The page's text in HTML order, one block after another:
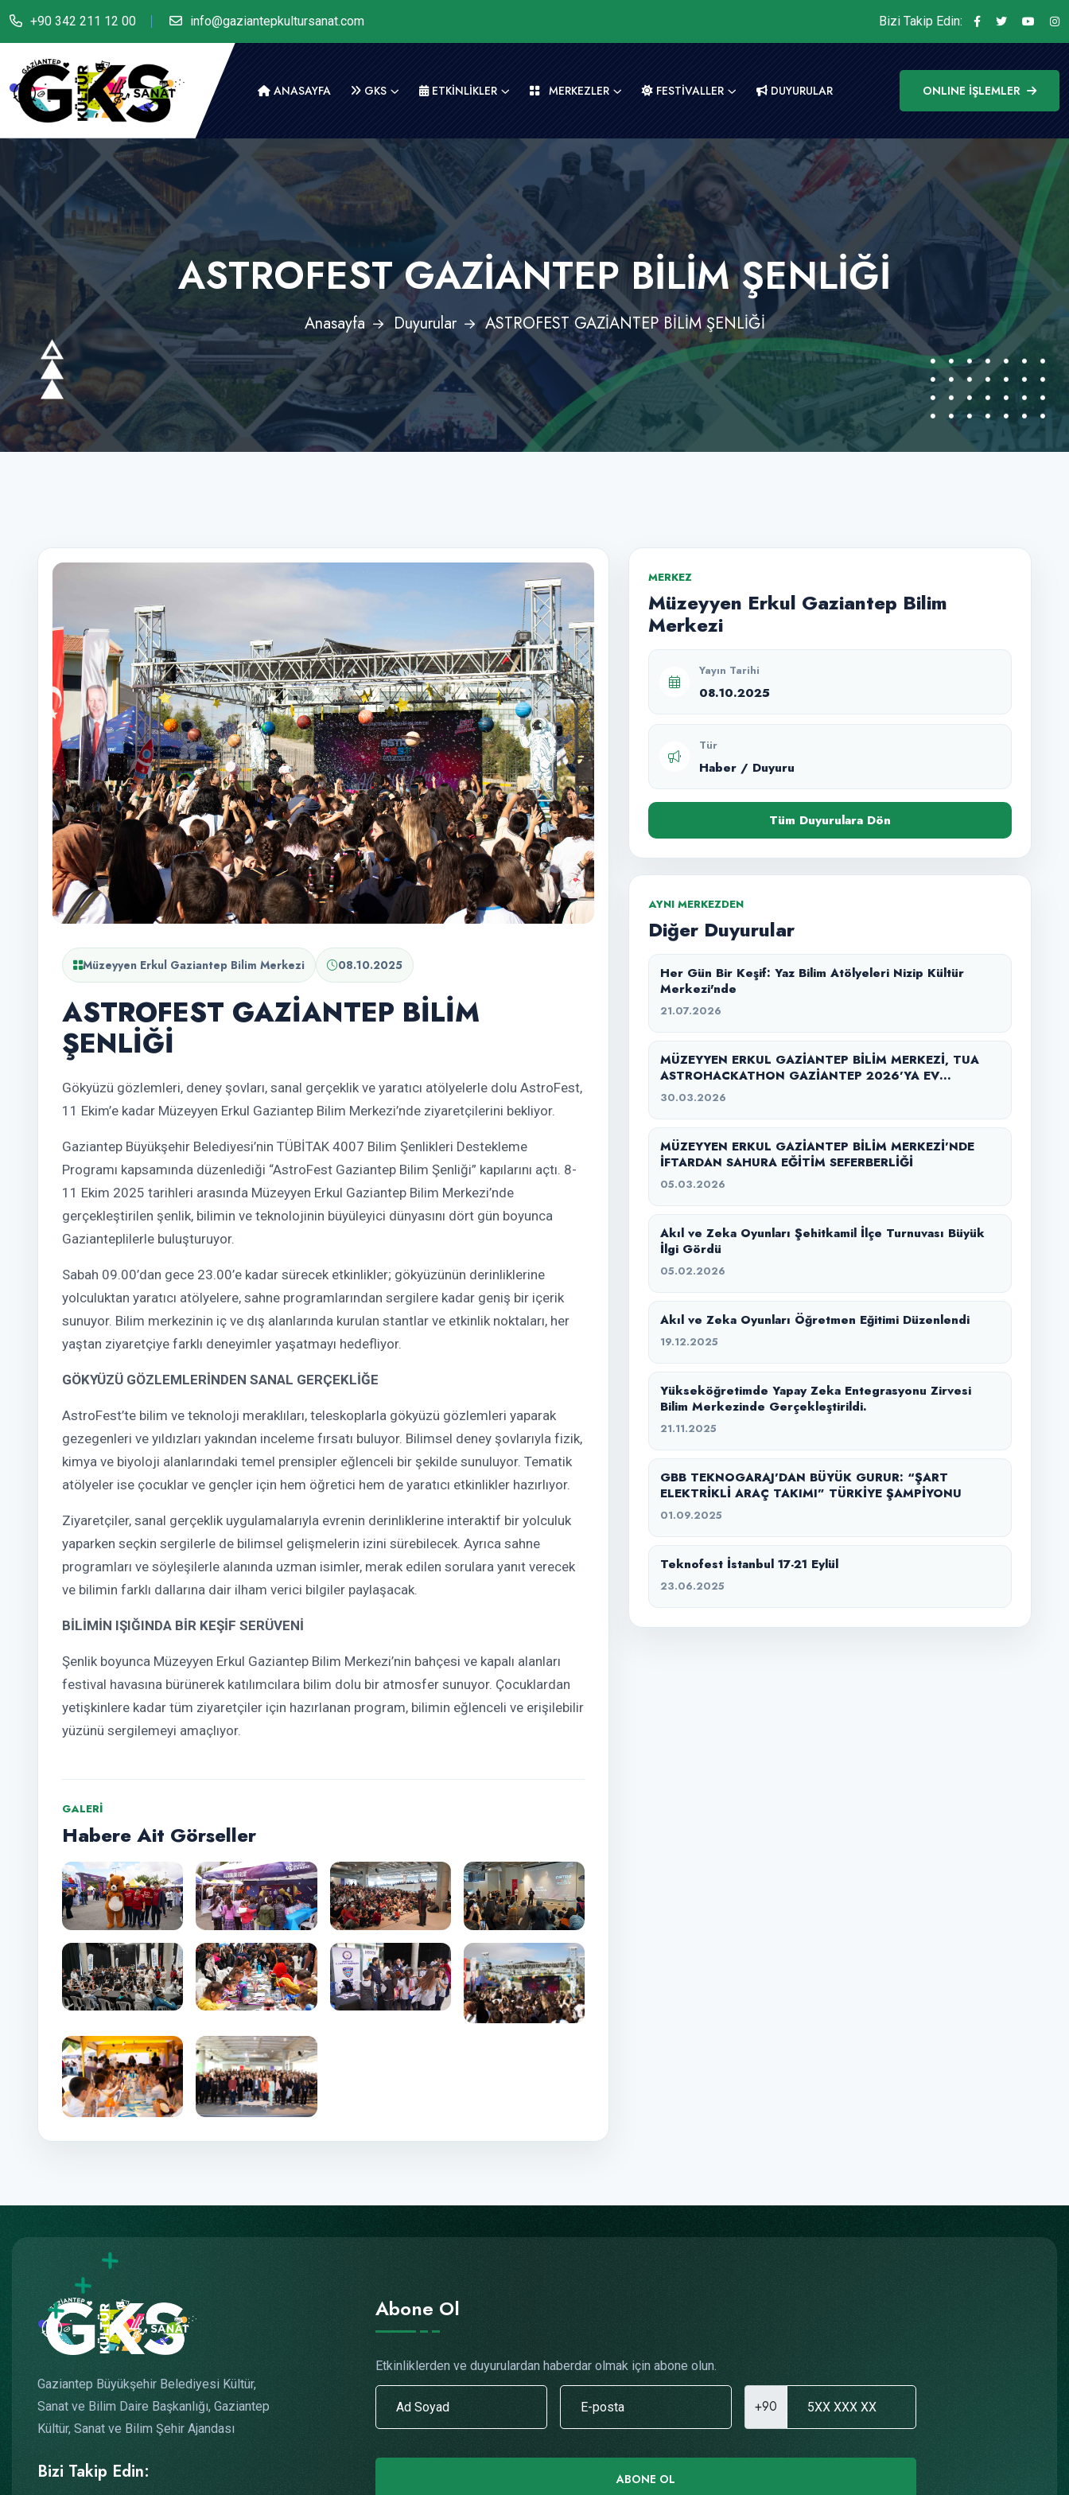
+90 342 211 12 00 info@gaziantepkultursanat.com Bizi Takip Edin:
ANASAYFA GKS ETKİNLİKLER MERKEZLER FESTİVALLER DUYURULAR ONLINE İŞLEMLER
ASTROFEST GAZİANTEP BİLİM ŞENLİĞİ
Anasayfa Duyurular ASTROFEST GAZİANTEP BİLİM ŞENLİĞİ
Müzeyyen Erkul Gaziantep Bilim Merkezi 08.10.2025
ASTROFEST GAZİANTEP BİLİM
ŞENLİĞİ
Gökyüzü gözlemleri, deney şovları, sanal gerçeklik ve yaratıcı atölyelerle dolu AstroFest,
11 Ekim’e kadar Müzeyyen Erkul Gaziantep Bilim Merkezi’nde ziyaretçilerini bekliyor.
Gaziantep Büyükşehir Belediyesi’nin TÜBİTAK 4007 Bilim Şenlikleri Destekleme
Programı kapsamında düzenlediği “AstroFest Gaziantep Bilim Şenliği” kapılarını açtı. 8-
11 Ekim 2025 tarihleri arasında Müzeyyen Erkul Gaziantep Bilim Merkezi’nde
gerçekleştirilen şenlik, bilimin ve teknolojinin büyüleyici dünyasını dört gün boyunca
Gazianteplilerle buluşturuyor.
Sabah 09.00’dan gece 23.00’e kadar sürecek etkinlikler; gökyüzünün derinliklerine
yolculuktan yaratıcı atölyelere, sahne programlarından sergilere kadar geniş bir içerik
sunuyor. Bilim merkezinin iç ve dış alanlarında kurulan stantlar ve etkinlik noktaları, her
yaştan ziyaretçiye farklı deneyimler yaşatmayı hedefliyor.
GÖKYÜZÜ GÖZLEMLERİNDEN SANAL GERÇEKLİĞE
AstroFest’te bilim ve teknoloji meraklıları, teleskoplarla gökyüzü gözlemleri yaparak
gezegenleri ve yıldızları yakından inceleme fırsatı buluyor. Bilimsel deney şovlarıyla fizik,
kimya ve biyoloji alanlarındaki temel prensipler eğlenceli bir şekilde sunuluyor. Tematik
atölyeler ise çocuklar ve gençler için hem öğretici hem de yaratıcı etkinlikler hazırlıyor.
Ziyaretçiler, sanal gerçeklik uygulamalarıyla evrenin derinliklerine interaktif bir yolculuk
yaparken seçkin sergilerle de bilimsel gelişmelerin izini sürebilecek. Ayrıca sahne
programları ve söyleşilerle alanında uzman isimler, merak edilen sorulara yanıt verecek
ve bilimin farklı dallarına dair ilham verici bilgiler paylaşacak.
BİLİMİN IŞIĞINDA BİR KEŞİF SERÜVENİ
Şenlik boyunca Müzeyyen Erkul Gaziantep Bilim Merkezi’nin bahçesi ve kapalı alanları
festival havasına bürünerek katılımcılara bilim dolu bir atmosfer sunuyor. Çocuklardan
yetişkinlere kadar tüm ziyaretçiler için hazırlanan program, bilimin eğlenceli ve erişilebilir
yüzünü sergilemeyi amaçlıyor.
GALERI
Habere Ait Görseller
MERKEZ
Müzeyyen Erkul Gaziantep Bilim
Merkezi
Yayın Tarihi
08.10.2025
Tür
Haber / Duyuru
Tüm Duyurulara Dön
AYNI MERKEZDEN
Diğer Duyurular
Her Gün Bir Keşif: Yaz Bilim Atölyeleri Nizip Kültür
Merkezi'nde
21.07.2026
MÜZEYYEN ERKUL GAZİANTEP BİLİM MERKEZİ, TUA
ASTROHACKATHON GAZİANTEP 2026’YA EV
SAHİPLİĞİ YAPTI
30.03.2026
MÜZEYYEN ERKUL GAZİANTEP BİLİM MERKEZİ’NDE
İFTARDAN SAHURA EĞİTİM SEFERBERLİĞİ
05.03.2026
Akıl ve Zeka Oyunları Şehitkamil İlçe Turnuvası Büyük
İlgi Gördü
05.02.2026
Akıl ve Zeka Oyunları Öğretmen Eğitimi Düzenlendi
19.12.2025
Yükseköğretimde Yapay Zeka Entegrasyonu Zirvesi
Bilim Merkezinde Gerçekleştirildi.
21.11.2025
GBB TEKNOGARAJ’DAN BÜYÜK GURUR: “ŞART
ELEKTRİKLİ ARAÇ TAKIMI” TÜRKİYE ŞAMPİYONU
01.09.2025
Teknofest İstanbul 17-21 Eylül
23.06.2025
Gaziantep Büyükşehir Belediyesi Kültür,
Sanat ve Bilim Daire Başkanlığı, Gaziantep
Kültür, Sanat ve Bilim Şehir Ajandası
Bizi Takip Edin:
Abone Ol
Etkinliklerden ve duyurulardan haberdar olmak için abone olun.
+90
ABONE OL